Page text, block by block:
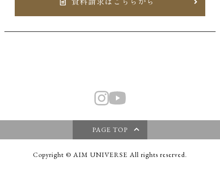
PAGE TOP
Copyright © AIM UNIVERSE All rights reserved.